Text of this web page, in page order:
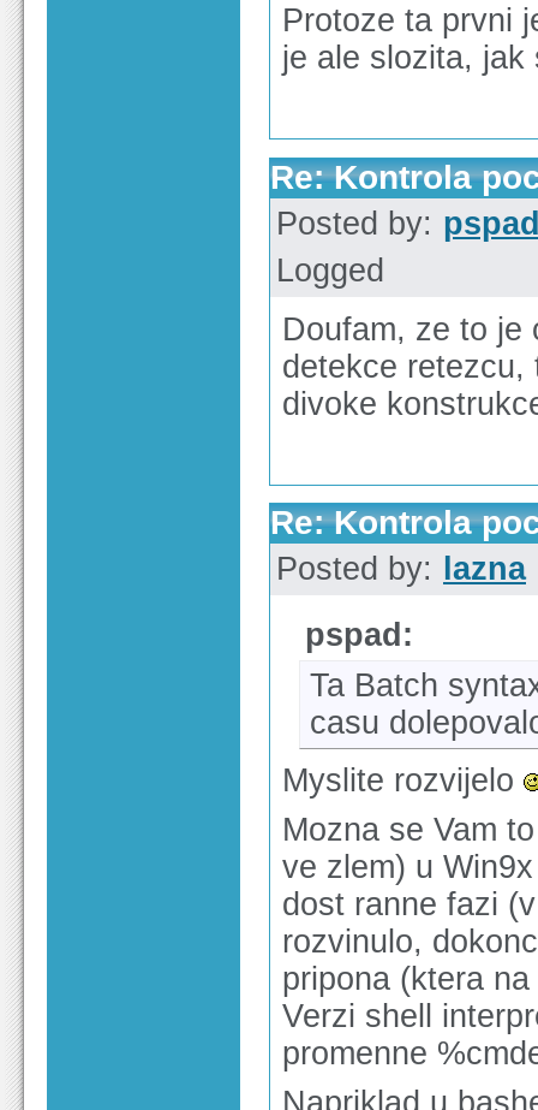
Protoze ta prvni
je ale slozita,
Re: Kontrola
Posted by:
Logged
Doufam, ze to je
detekce retezcu,
divoke
Re: Kontrola
Posted by: lazna
pspad:
Ta Batch
casu
Myslite rozvijelo
Mozna se Vam
ve zlem) u
dost ranne fazi
rozvinulo,
pripona (ktera
Verzi shell
promenne